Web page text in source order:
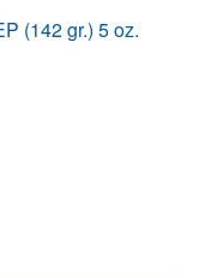
(142 gr.) 5 oz.